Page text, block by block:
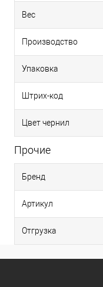
Вес
Производство
Упаковка
Штрих-код
Цвет чернил
Прочие
Бренд
Артикул
Отгрузка